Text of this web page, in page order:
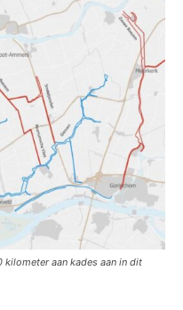
kilometer aan kades aan in dit